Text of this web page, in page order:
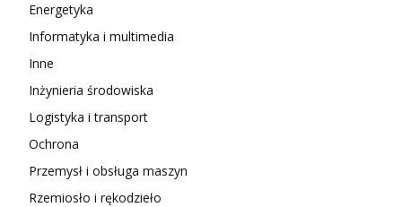
Energetyka
Informatyka i multimedia
Inne
Inżynieria środowiska
Logistyka i transport
Ochrona
Przemysł i obsługa maszyn
Rzemiosło i rękodzieło